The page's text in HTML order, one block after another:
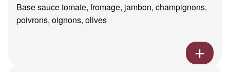
Base sauce tomate, fromage, jambon, champignons,
poivrons, oignons, olives